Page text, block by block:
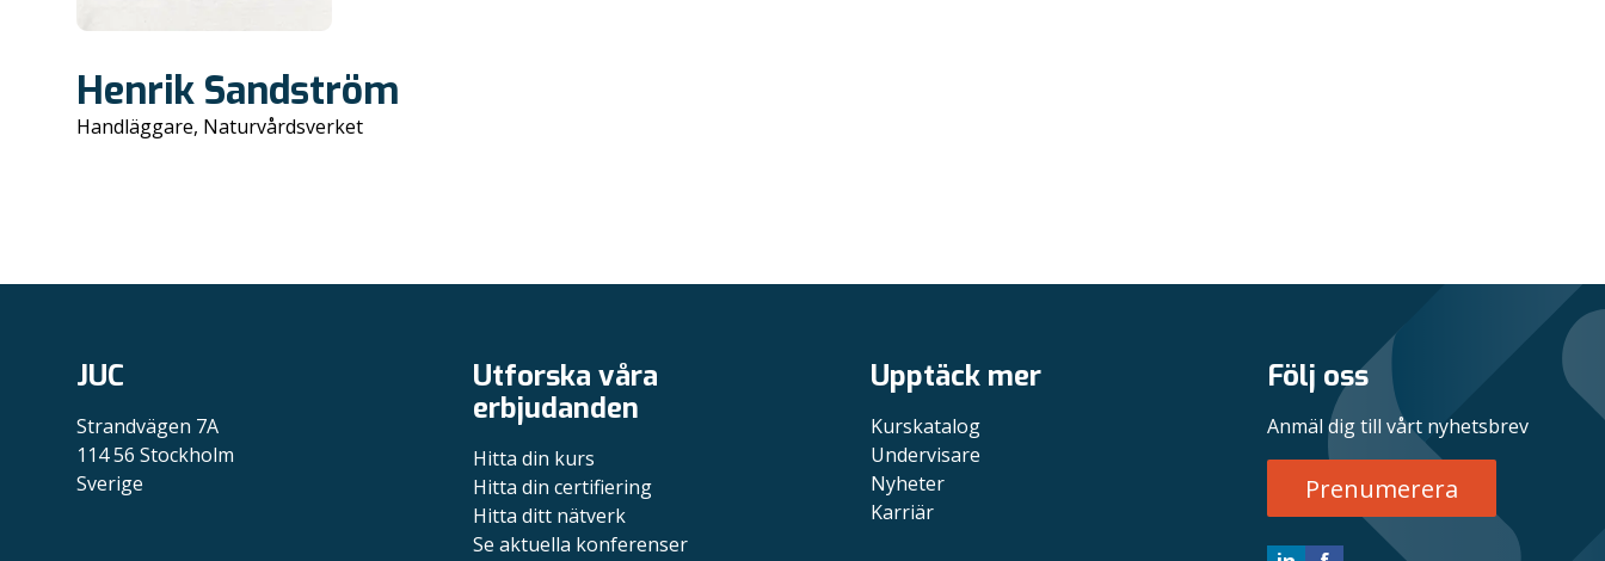
Henrik Sandström
Handläggare, Naturvårdsverket
JUC
Strandvägen 7A
114 56 Stockholm
Sverige
Utforska våra
erbjudanden
Hitta din kurs
Hitta din certifiering
Hitta ditt nätverk
Se aktuella konferenser
Upptäck mer
Kurskatalog
Undervisare
Nyheter
Karriär
Följ oss
Anmäl dig till vårt nyhetsbrev
Prenumerera